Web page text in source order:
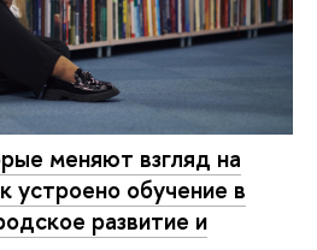
меняют взгляд на
устроено обучение в
развитие и